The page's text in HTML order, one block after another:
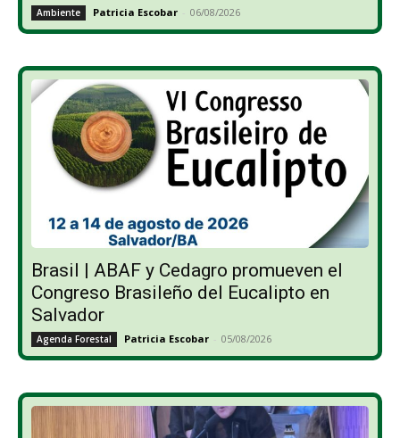
Ambiente Patricia Escobar - 06/08/2026
Brasil | ABAF y Cedagro promueven el
Congreso Brasileño del Eucalipto en
Salvador
Agenda Forestal Patricia Escobar - 05/08/2026